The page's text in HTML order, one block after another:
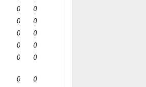
0
0
0
0
0
0
0
0
0 0
0
0